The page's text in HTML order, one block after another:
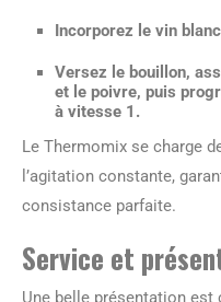
Incorporez le vin
Versez le bouillon,
et le poivre, puis
à vitesse 1.
Le Thermomix se charge
l’agitation constante,
consistance parfaite.
Service et
Une belle présentation